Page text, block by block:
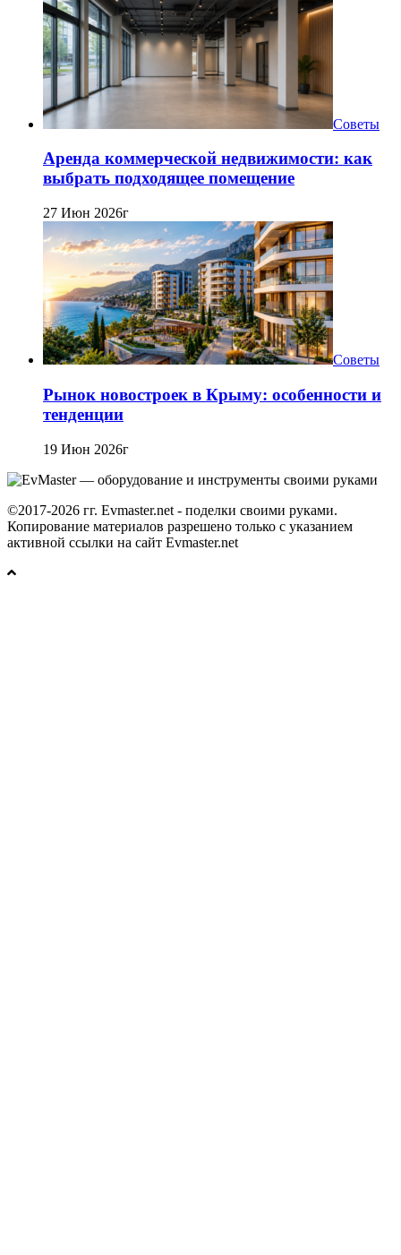
Советы
Аренда коммерческой недвижимости: как
выбрать подходящее помещение
27 Июн 2026г
Советы
Рынок новостроек в Крыму: особенности и
тенденции
19 Июн 2026г
©2017-2026 гг. Evmaster.net - поделки своими руками.
Копирование материалов разрешено только с указанием
активной ссылки на сайт Evmaster.net